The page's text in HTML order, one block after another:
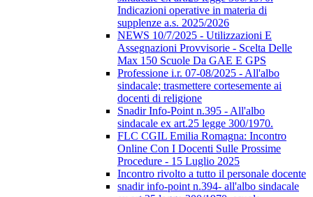
Indicazioni operative in materia di
supplenze a.s. 2025/2026
NEWS 10/7/2025 - Utilizzazioni E
Assegnazioni Provvisorie - Scelta Delle
Max 150 Scuole Da GAE E GPS
Professione i.r. 07-08/2025 - All'albo
sindacale; trasmettere cortesemente ai
docenti di religione
Snadir Info-Point n.395 - All'albo
sindacale ex art.25 legge 300/1970.
FLC CGIL Emilia Romagna: Incontro
Online Con I Docenti Sulle Prossime
Procedure - 15 Luglio 2025
Incontro rivolto a tutto il personale docente
snadir info-point n.394- all'albo sindacale